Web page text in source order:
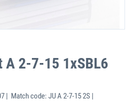
2-7-15 1xSBL6
| Match code: JU A 2-7-15 2S |